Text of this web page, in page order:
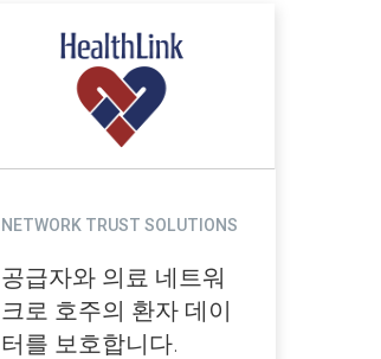
NETWORK TRUST SOLUTIONS
공급자와 의료 네트워
크로 호주의 환자 데이
터를 보호합니다.